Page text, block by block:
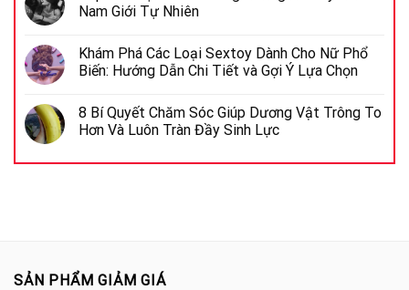
Nam Giới Tự Nhiên
Khám Phá Các Loại Sextoy Dành Cho Nữ Phổ
Biến: Hướng Dẫn Chi Tiết và Gợi Ý Lựa Chọn
8 Bí Quyết Chăm Sóc Giúp Dương Vật Trông To
Hơn Và Luôn Tràn Đầy Sinh Lực
SẢN PHẨM GIẢM GIÁ